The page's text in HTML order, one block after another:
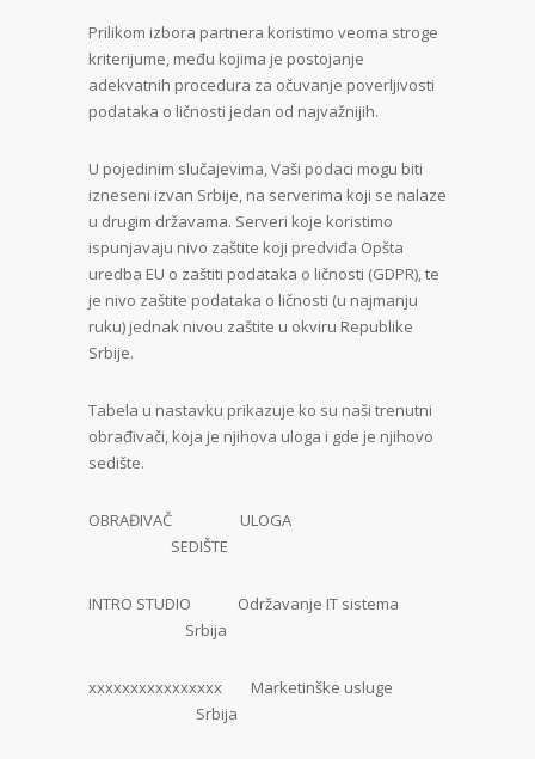
Prilikom izbora partnera koristimo veoma stroge
kriterijume, među kojima je postojanje
adekvatnih procedura za očuvanje poverljivosti
podataka o ličnosti jedan od najvažnijih.
U pojedinim slučajevima, Vaši podaci mogu biti
izneseni izvan Srbije, na serverima koji se nalaze
u drugim državama. Serveri koje koristimo
ispunjavaju nivo zaštite koji predviđa Opšta
uredba EU o zaštiti podataka o ličnosti (GDPR), te
je nivo zaštite podataka o ličnosti (u najmanju
ruku) jednak nivou zaštite u okviru Republike
Srbije.
Tabela u nastavku prikazuje ko su naši trenutni
obrađivači, koja je njihova uloga i gde je njihovo
sedište.
OBRAĐIVAČ ULOGA
SEDIŠTE
INTRO STUDIO Održavanje IT sistema
Srbija
xxxxxxxxxxxxxxxx Marketinške usluge
Srbija